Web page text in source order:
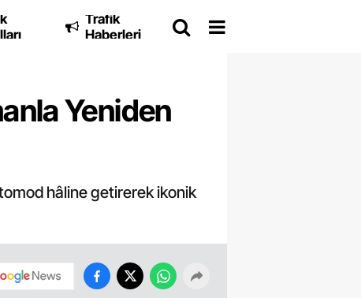
Trafik
Haberleri
Yeniden
hâline getirerek ikonik